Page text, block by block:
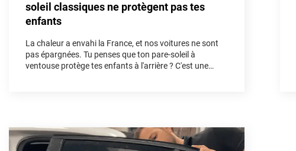
Isuzu
Jaecoo
Jetour
Kandi
soleil classiques ne protègent pas tes
enfants
La chaleur a envahi la France, et nos voitures ne sont
pas épargnées. Tu penses que ton pare-soleil à
ventouse protège tes enfants à l'arrière ? C'est une